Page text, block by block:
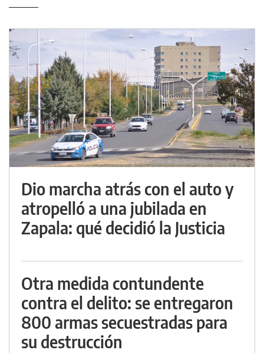
Dio marcha atrás con el auto y
atropelló a una jubilada en
Zapala: qué decidió la Justicia
Otra medida contundente
contra el delito: se entregaron
800 armas secuestradas para
su destrucción